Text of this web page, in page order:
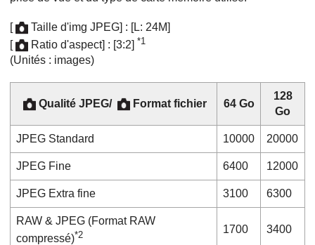
[ Taille d'img JPEG] : [L: 24M]
[
Ratio d'aspect] : [3:2] *1
(Unités : images)
Qualité JPEG/ Format fichier 64 Go
128
Go
JPEG Standard 10000 20000
JPEG Fine 6400 12000
JPEG Extra fine 3100 6300
RAW & JPEG (Format RAW
compressé)*2 1700 3400